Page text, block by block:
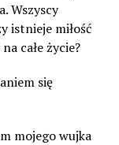
Wszyscy
istnieje miłość
całe życie?
się
mojego wujka